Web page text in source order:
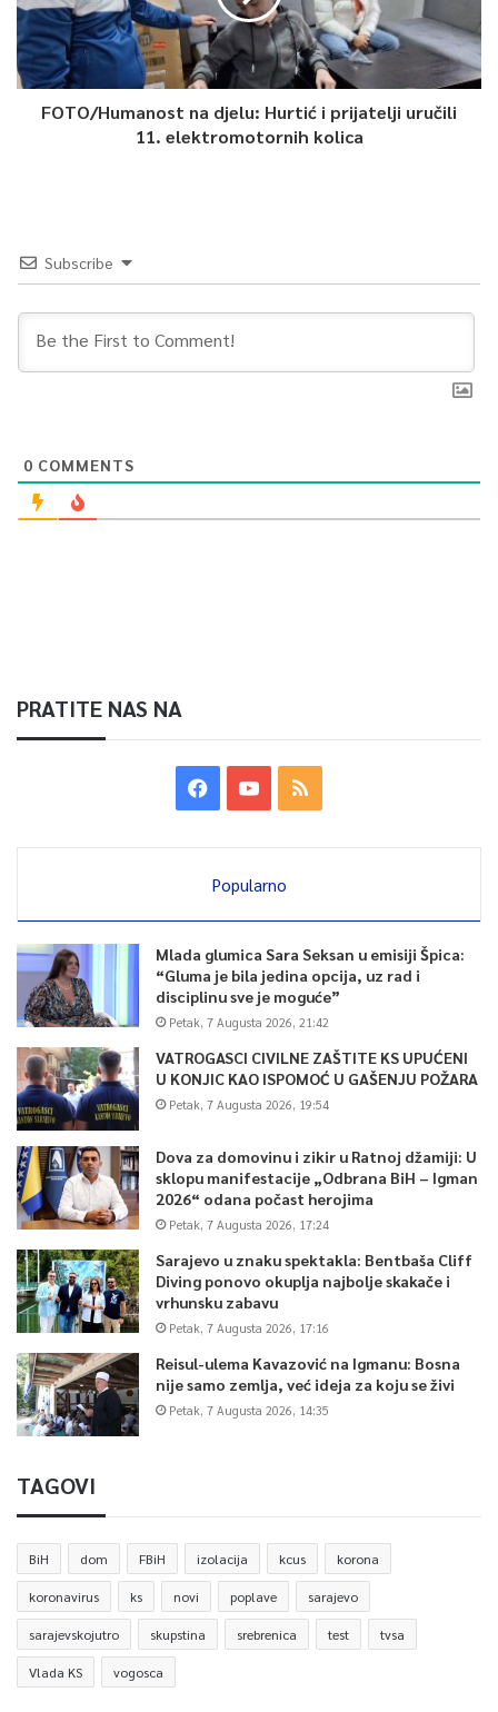
FOTO/Humanost na djelu: Hurtić i prijatelji uručili
11. elektromotornih kolica
Subscribe
0 COMMENTS
PRATITE NAS NA
Popularno
Mlada glumica Sara Seksan u emisiji Špica:
“Gluma je bila jedina opcija, uz rad i
disciplinu sve je moguće”
Petak, 7 Augusta 2026, 21:42
VATROGASCI CIVILNE ZAŠTITE KS UPUĆENI
U KONJIC KAO ISPOMOĆ U GAŠENJU POŽARA
Petak, 7 Augusta 2026, 19:54
Dova za domovinu i zikir u Ratnoj džamiji: U
sklopu manifestacije „Odbrana BiH – Igman
2026“ odana počast herojima
Petak, 7 Augusta 2026, 17:24
Sarajevo u znaku spektakla: Bentbaša Cliff
Diving ponovo okuplja najbolje skakače i
vrhunsku zabavu
Petak, 7 Augusta 2026, 17:16
Reisul-ulema Kavazović na Igmanu: Bosna
nije samo zemlja, već ideja za koju se živi
Petak, 7 Augusta 2026, 14:35
TAGOVI
BiH dom FBiH izolacija kcus korona
koronavirus ks novi poplave sarajevo
sarajevskojutro skupstina srebrenica test tvsa
Vlada KS vogosca